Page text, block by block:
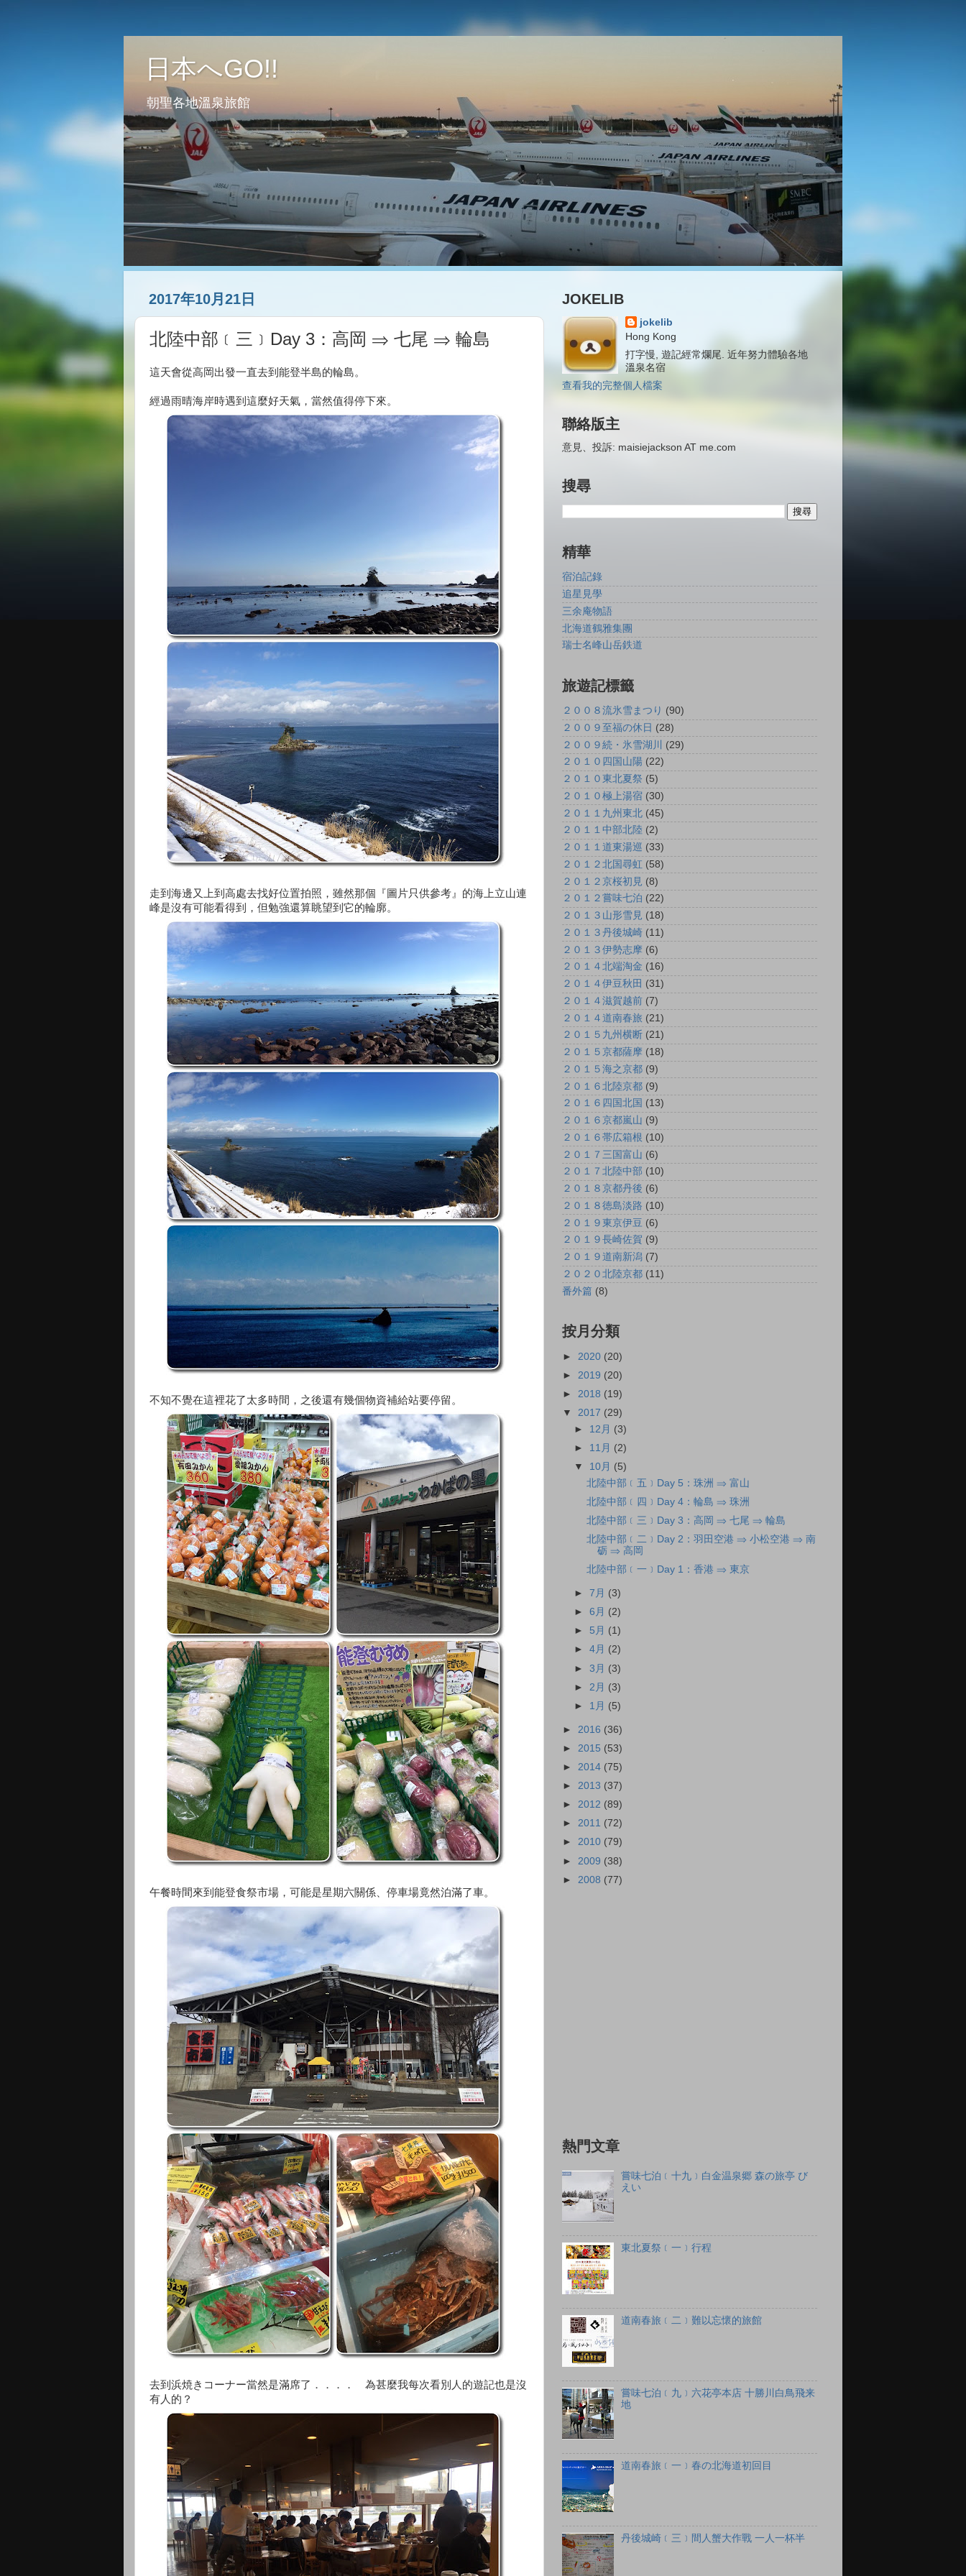
日本へGO!!
朝聖各地溫泉旅館
2017年10月21日
北陸中部﹝三﹞Day 3：高岡 ⇒ 七尾 ⇒ 輪島
這天會從高岡出發一直去到能登半島的輪島。
經過雨晴海岸時遇到這麼好天氣，當然值得停下來。
走到海邊又上到高處去找好位置拍照，雖然那個『圖片只供參考』的海上立山連
峰是沒有可能看得到，但勉強還算眺望到它的輪廓。
不知不覺在這裡花了太多時間，之後還有幾個物資補給站要停留。
午餐時間來到能登食祭市場，可能是星期六關係、停車場竟然泊滿了車。
去到 浜焼きコーナー當然是滿席了．．．．　為甚麼我每次看別人的遊記也是沒
有人的？
JOKELIB
jokelib
Hong Kong
打字慢, 遊記經常爛尾. 近年努力體驗各地
溫泉名宿
查看我的完整個人檔案
聯絡版主
意見、投訴: maisiejackson AT me.com
搜尋
精華
宿泊記錄
追星見學
三余庵物語
北海道鶴雅集團
瑞士名峰山岳鉄道
旅遊記標籤
２００８流氷雪まつり (90)
２００９至福の休日 (28)
２００９続・氷雪湖川
(29)
２０１０四国山陽 (22)
２０１０東北夏祭 (5)
２０１０極上湯宿 (30)
２０１１九州東北 (45)
２０１１中部北陸 (2)
２０１１道東湯巡 (33)
２０１２北国尋虹 (58)
２０１２京桜初見 (8)
２０１２嘗味七泊 (22)
２０１３山形雪見 (18)
２０１３丹後城崎 (11)
２０１３伊勢志摩 (6)
２０１４北端淘金 (16)
２０１４伊豆秋田 (31)
２０１４滋賀越前 (7)
２０１４道南春旅 (21)
２０１５九州横断 (21)
２０１５京都薩摩 (18)
２０１５海之京都 (9)
２０１６北陸京都 (9)
２０１６四国北国 (13)
２０１６京都嵐山 (9)
２０１６帯広箱根 (10)
２０１７三国富山 (6)
２０１７北陸中部 (10)
２０１８京都丹後 (6)
２０１８徳島淡路 (10)
２０１９東京伊豆 (6)
２０１９長崎佐賀 (9)
２０１９道南新潟 (7)
２０２０北陸京都 (11)
番外篇 (8)
按月分類
► 2020 (20)
► 2019 (20)
► 2018 (19)
▼ 2017 (29)
► 12月 (3)
► 11月 (2)
▼ 10月 (5)
北陸中部﹝五﹞Day 5：珠洲 ⇒ 富山
北陸中部﹝四﹞Day 4：輪島 ⇒ 珠洲
北陸中部﹝三﹞Day 3：高岡 ⇒ 七尾 ⇒ 輪島
北陸中部﹝二﹞Day 2：羽田空港 ⇒ 小松空港 ⇒ 南
砺 ⇒ 高岡
北陸中部﹝一﹞Day 1：香港 ⇒ 東京
►7月 (3)
►6月 (2)
► 5月 (1)
►4月 (2)
►3月 (3)
► 2月 (3)
► 1月 (5)
► 2016 (36)
► 2015 (53)
► 2014 (75)
► 2013 (37)
► 2012 (89)
► 2011 (72)
► 2010 (79)
► 2009 (38)
► 2008 (77)
熱門文章
嘗味七泊﹝十九﹞白金温泉郷 森の旅亭 び
えい
東北夏祭﹝一﹞行程
道南春旅﹝二﹞難以忘懷的旅館
嘗味七泊﹝九﹞六花亭本店 十勝川白鳥飛来
地
道南春旅﹝一﹞春の北海道初回目
丹後城崎﹝三﹞間人蟹大作戰 一人一杯半